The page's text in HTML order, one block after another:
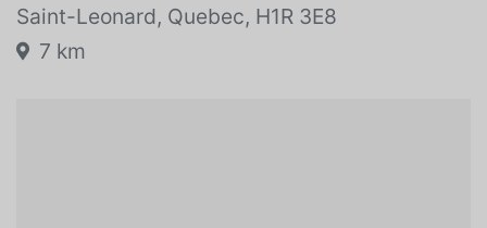
Saint-Leonard, Quebec, H1R 3E8
7 km